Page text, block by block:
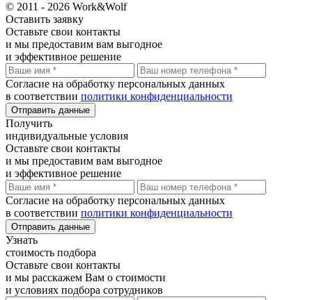
© 2011 - 2026 Work&Wolf
Оставить заявку
Оставьте свои контакты
и мы предоставим вам выгодное
и эффективное решение
Согласие на обработку персональных данных
в соответствии политики конфиденциальности
Отправить данные
Получить
индивидуальные условия
Оставьте свои контакты
и мы предоставим вам выгодное
и эффективное решение
Согласие на обработку персональных данных
в соответствии политики конфиденциальности
Отправить данные
Узнать
стоимость подбора
Оставьте свои контакты
и мы расскажем Вам о стоимости
и условиях подбора сотрудников